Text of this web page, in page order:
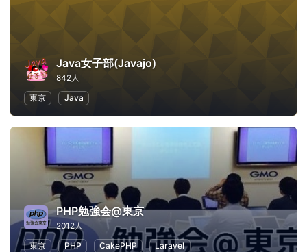
Java女子部(Javajo)
842人
東京
Java
PHP勉強会@東京
2012人
東京
PHP CakePHP Laravel